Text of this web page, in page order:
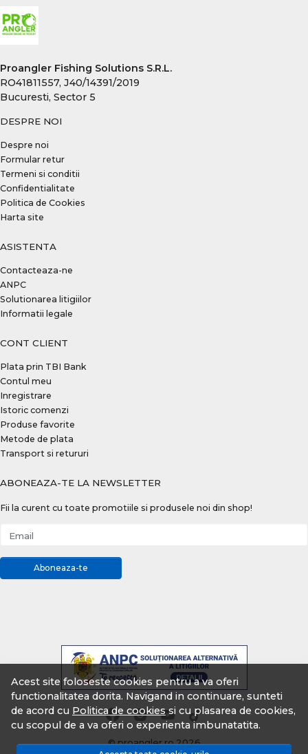
Acest site foloseste cookies pentru a va oferi
functionalitatea dorita. Navigand in continuare, sunteti
de acord cu Politica de cookiessi cu plasarea de cookies,
cu scopul de a va oferi o experienta imbunatatita.
Proangler Fishing Solutions S.R.L.
RO41811557, J40/14391/2019
Bucuresti, Sector 5
DESPRE NOI
Despre noi
Formular retur
Termeni si conditii
Confidentialitate
Politica de Cookies
Harta site
ASISTENTA
Contacteaza-ne
ANPC
Solutionarea litigiilor
Informatii legale
CONT CLIENT
Plata prin TBI Bank
Contul meu
Inregistrare
Istoric comenzi
Produse favorite
Metode de plata
Transport si retururi
ABONEAZA-TE LA NEWSLETTER
Fii la curent cu toate promotiile si produsele noi din shop!
Email
Aboneaza-te
© proangler.ro 2026